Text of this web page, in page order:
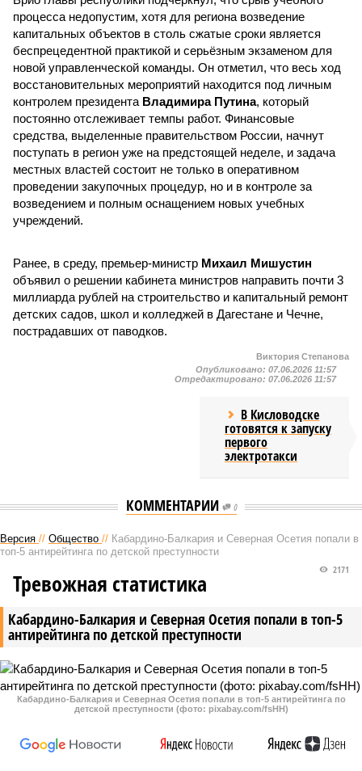
процесса недопустим, хотя для региона возведение
капитальных объектов в столь сжатые сроки является
беспрецедентной практикой и серьёзным экзаменом для
новой управленческой команды. Он отметил, что весь ход
восстановительных мероприятий находится под личным
контролем президента Владимира Путина, который
постоянно отслеживает темпы работ. Финансовые
средства, выделенные правительством России, начнут
поступать в регион уже на предстоящей неделе, и задача
местных властей состоит не только в оперативном
проведении закупочных процедур, но и в контроле за
возведением и полным оснащением новых учебных
учреждений.
Ранее, в среду, премьер-министр Михаил Мишустин
объявил о решении кабинета министров направить почти 3
миллиарда рублей на строительство и капитальный ремонт
детских садов, школ и колледжей в Дагестане и Чечне,
пострадавших от паводков.
Виктория Степанова
Опубликовано: 07.06.2026 11:57
Отредактировано: 07.06.2026 11:57
В Кисловодске
готовятся к запуску
первого
электротакси
КОММЕНТАРИИ 0
Версия // Общество // Кабардино-Балкария и Северная Осетия попали в
топ-5 антирейтинга по детской преступности
Кабардино-Балкария и Северная Осетия попали в топ-5
антирейтинга по детской преступности
2171
Тревожная статистика
Кабардино-Балкария и Северная Осетия попали в топ-5 антирейтинга по
детской преступности (фото: pixabay.com/fsHH)